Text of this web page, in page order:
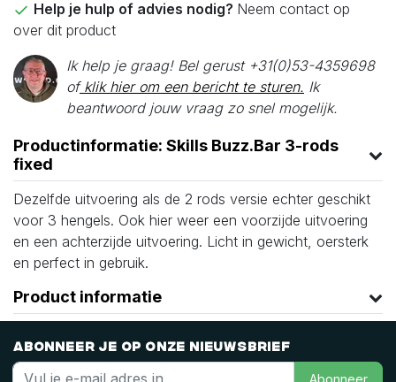
Help je hulp of advies nodig? Neem contact op
over dit product
Ik help je graag! Bel gerust +31(0)53-4359698
ofklik hier om een bericht te sturen. Ik
beantwoord jouw vraag zo snel mogelijk.
Productinformatie: Skills Buzz.Bar 3-rods
fixed
Dezelfde uitvoering als de 2 rods versie echter geschikt
voor 3 hengels. Ook hier weer een voorzijde uitvoering
en een achterzijde uitvoering. Licht in gewicht, oersterk
en perfect in gebruik.
Product informatie
Abonneer je op onze nieuwsbrief
Abonneer